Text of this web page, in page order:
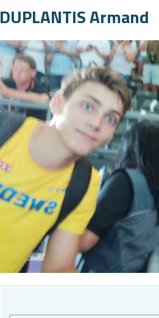
DUPLANTIS Armand